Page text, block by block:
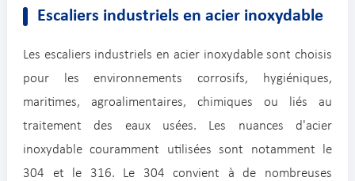
Escaliers industriels en acier inoxydable
Les escaliers industriels en acier inoxydable sont choisis
pour les environnements corrosifs, hygiéniques,
maritimes, agroalimentaires, chimiques ou liés au
traitement des eaux usées. Les nuances d'acier
inoxydable couramment utilisées sont notamment le
304 et le 316. Le 304 convient à de nombreuses